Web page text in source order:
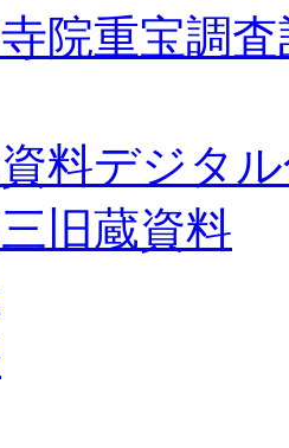
院重宝調
料デジタ
旧蔵資料